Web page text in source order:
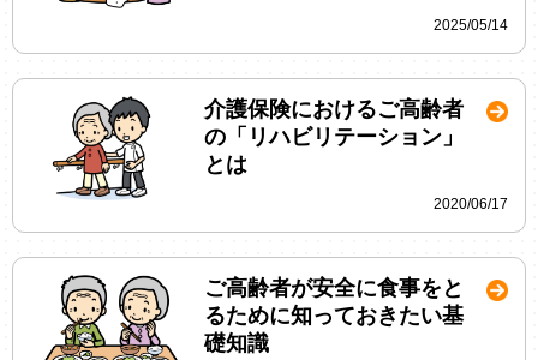
2025/05/14
介護保険におけるご高齢者
の「リハビリテーション」
とは
2020/06/17
ご高齢者が安全に食事をと
るために知っておきたい基
礎知識